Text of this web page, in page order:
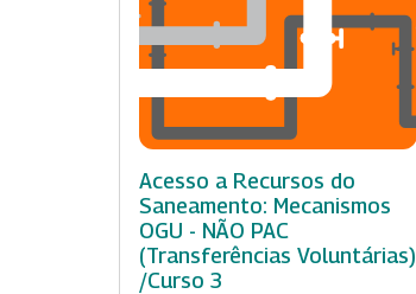
Acesso a Recursos do
Saneamento: Mecanismos
OGU - NÃO PAC
(Transferências Voluntárias)
/Curso 3